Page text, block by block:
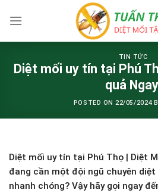
TIN TỨC
Diệt mối uy tín tại Phú
quả
POSTED ON22/05/2024
Diệt mối uy tín tại Phú Thọ | Diệt
đang cần một đội ngũ chuyên diệt
nhanh chóng? Vậy hãy gọi ngay